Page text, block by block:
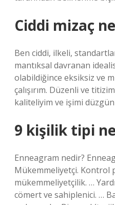
Ciddi mizaç
Ben ciddi, ilkeli,
mantıksal davranan
olabildiğince eksiksiz ve
çalışırım. Düzenli ve
kaliteliyim ve işimi düzgün
9 kişilik tipi
Enneagram nedir?
Mükemmeliyetçi. Kontrol
mükemmeliyetçilik. …
cömert ve sahiplenici. …